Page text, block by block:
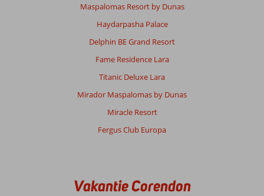
Maspalomas Resort by Dunas
Haydarpasha Palace
Delphin BE Grand Resort
Fame Residence Lara
Titanic Deluxe Lara
Mirador Maspalomas by Dunas
Miracle Resort
Fergus Club Europa
Vakantie Corendon